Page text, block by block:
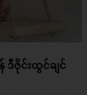
ဇိုင်းထွင်ချင်